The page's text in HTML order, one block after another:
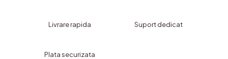
Livrare rapida Suport dedicat
Plata securizata